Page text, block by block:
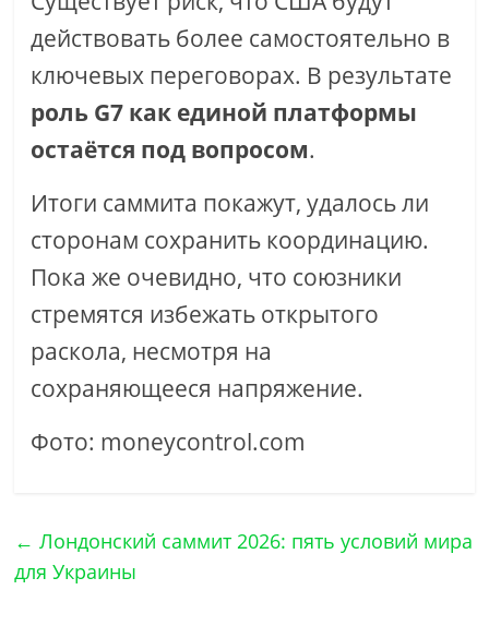
действовать более самостоятельно в
ключевых переговорах. В результате
роль G7 как единой платформы
остаётся под вопросом.
Итоги саммита покажут, удалось ли
сторонам сохранить координацию.
Пока же очевидно, что союзники
стремятся избежать открытого
раскола, несмотря на
сохраняющееся напряжение.
Фото: moneycontrol.com
← Лондонский саммит 2026: пять условий мира
для Украины